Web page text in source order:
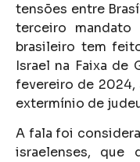
tensões entre
terceiro
brasileiro tem
Israel na Faixa de
fevereiro de 2024,
extermínio de
A fala foi
israelenses, que